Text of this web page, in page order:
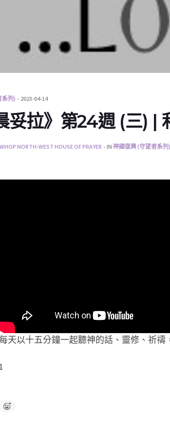
系列) 2023-04-14
妥拉》第24週 (三) |
NORTH-WEST HOUSE OF PRAYER IN 神國復興 (守望者系列)
天以十五分鐘一起聽神的話、靈修、祈禱
1